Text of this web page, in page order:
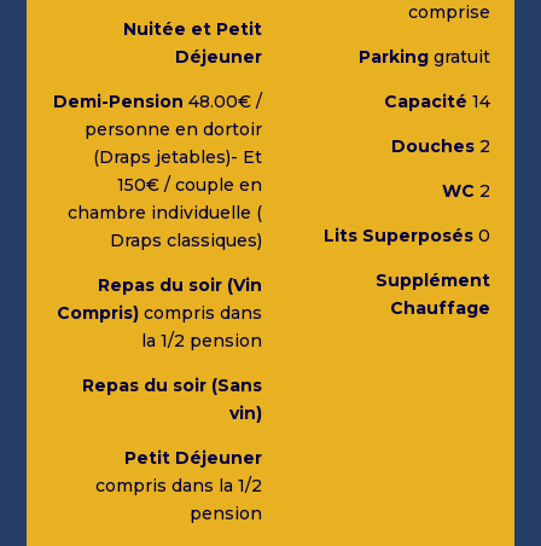
Nuitée et Petit
Déjeuner
Demi-Pension 48.00€ /
personne en dortoir
(Draps jetables)- Et
150€ / couple en
chambre individuelle (
Draps classiques)
Repas du soir (Vin
Compris)compris dans
la 1/2 pension
Repas du soir (Sans
vin)
Petit Déjeuner
compris dans la 1/2
pension
comprise
Parkinggratuit
Capacité 14
Douches2
WC 2
Lits Superposés0
Supplément
Chauffage